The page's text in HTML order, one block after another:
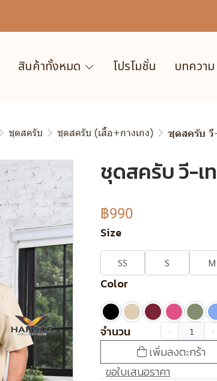
สินค้าทั้งหมด โปรโมชั่น บทความ
ชุดสครับ ชุดสครับ (เสื้อ+กางเกง) ชุดสครับ วี
ชุดสครับ วี-เ
฿990
Size
SS S M
Color
จำนวน
เพิ่มลงตะกร้า
ขอใบเสนอราคา